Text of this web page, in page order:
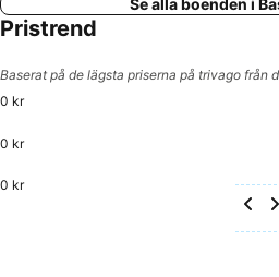
Se alla boenden i
Pristrend
Baserat på de lägsta priserna på trivago från
0 kr
0 kr
0 kr